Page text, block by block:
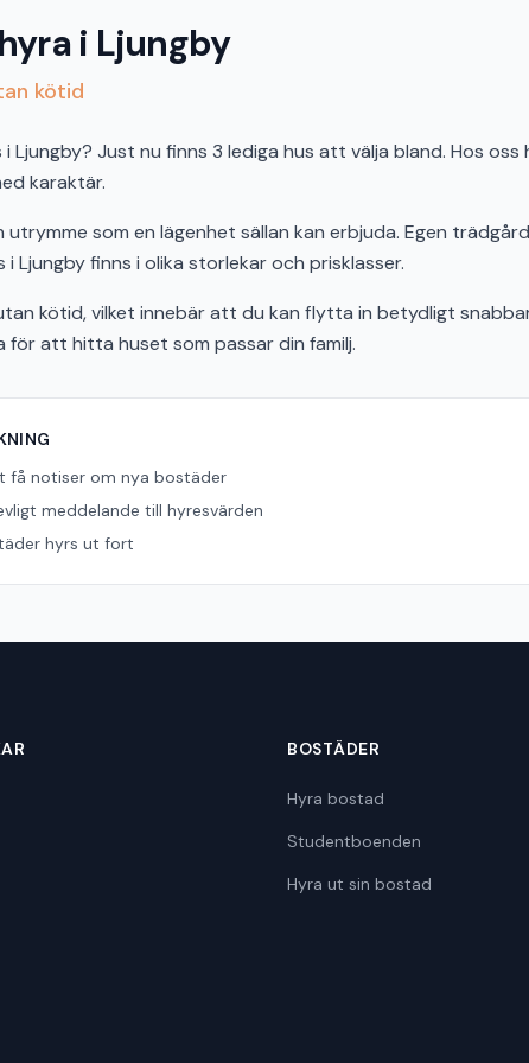
i Ljungby
kötid
Ljungby? Just nu finns 3 lediga hus att välja bland. Hos
karaktär.
som en lägenhet sällan kan erbjuda. Egen
Ljungby finns i olika storlekar och prisklasser.
kötid, vilket innebär att du kan flytta in betydligt
att hitta huset som passar din familj.
få notiser om nya bostäder
meddelande till hyresvärden
hyrs ut fort
BOSTÄDER
Hyra bostad
Studentboenden
Hyra ut sin bostad